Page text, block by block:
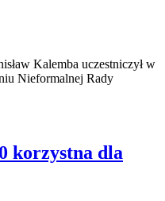
Kalemba uczestniczył w
Nieformalnej Rady
korzystna dla